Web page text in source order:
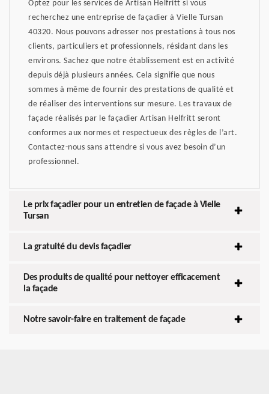
Optez pour les services de Artisan Helfritt si vous
recherchez une entreprise de façadier à Vielle Tursan
40320. Nous pouvons adresser nos prestations à tous nos
clients, particuliers et professionnels, résidant dans les
environs. Sachez que notre établissement est en activité
depuis déjà plusieurs années. Cela signifie que nous
sommes à même de fournir des prestations de qualité et
de réaliser des interventions sur mesure. Les travaux de
façade réalisés par le façadier Artisan Helfritt seront
conformes aux normes et respectueux des règles de l’art.
Contactez-nous sans attendre si vous avez besoin d’un
professionnel.
Le prix façadier pour un entretien de façade à Vielle
Tursan
La gratuité du devis façadier
Des produits de qualité pour nettoyer efficacement
la façade
Notre savoir-faire en traitement de façade